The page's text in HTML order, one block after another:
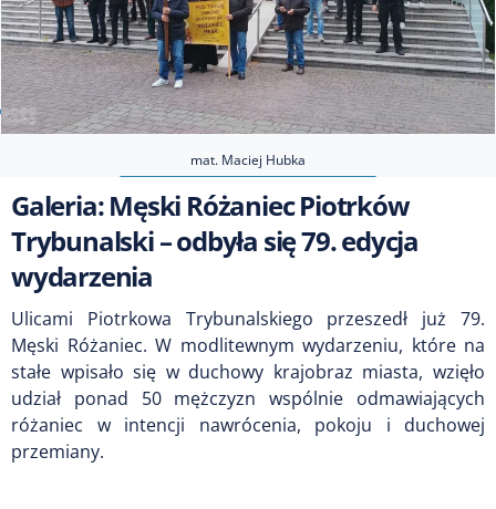
mat. Maciej Hubka
Galeria: Męski Różaniec Piotrków
Trybunalski – odbyła się 79. edycja
wydarzenia
Ulicami Piotrkowa Trybunalskiego przeszedł już 79.
Męski Różaniec. W modlitewnym wydarzeniu, które na
stałe wpisało się w duchowy krajobraz miasta, wzięło
udział ponad 50 mężczyzn wspólnie odmawiających
różaniec w intencji nawrócenia, pokoju i duchowej
przemiany.